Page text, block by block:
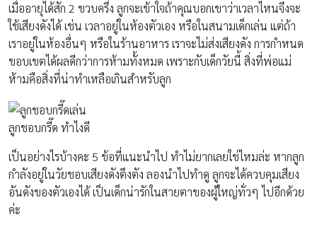
เมื่ออายุได้สัก 2 ขวบครึ่ง ลูกจะเข้าใจถ้าคุณบอกเขาว่าเวลาไหนจึงจะ
ใช้เสียงดังได้ เช่น เวลาอยู่ในห้องตัวเอง หรือในสนามเด็กเล่น แต่ถ้า
เราอยู่ในห้องอื่นๆ หรือในร้านอาหาร เราจะไม่ส่งเสียงดัง การกำหนด
ขอบเขตได้ผลดีกว่าการห้ามทั้งหมด เพราะกับเด็กวัยนี้ สิ่งที่พ่อแม่
ห้ามคือสิ่งที่น่าทำเหลือเกินสำหรับลูก
ลูกชอบกรี๊ด ทำไงดี
เป็นอย่างไรบ้างคะ 5 ข้อที่แนะนำไป ทำไม่ยากเลยใช่ไหมล่ะ หากลูก
กำลังอยู่ในวัยชอบเสียงดังตึงตัง ลองนำไปทำดู ลูกจะได้ควบคุมเสียง
อันดังของตัวเองได้ เป็นเด็กน่ารักในสายตาของผู้ใหญ่ทั่วๆ ไปอีกด้วย
ค่ะ